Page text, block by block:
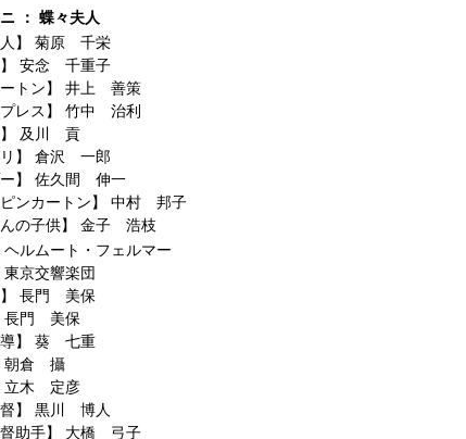
： 蝶々夫人
】 菊原 千栄
安念 千重子
トン】 井上 善策
レス】 竹中 治利
及川 貢
】 倉沢 一郎
】 佐久間 伸一
ンカートン】 中村 邦子
の子供】 金子 浩枝
ヘルムート・フェルマー
東京交響楽団
長門 美保
長門 美保
】 葵 七重
朝倉 攝
立木 定彦
】 黒川 博人
助手】 大橋 弓子